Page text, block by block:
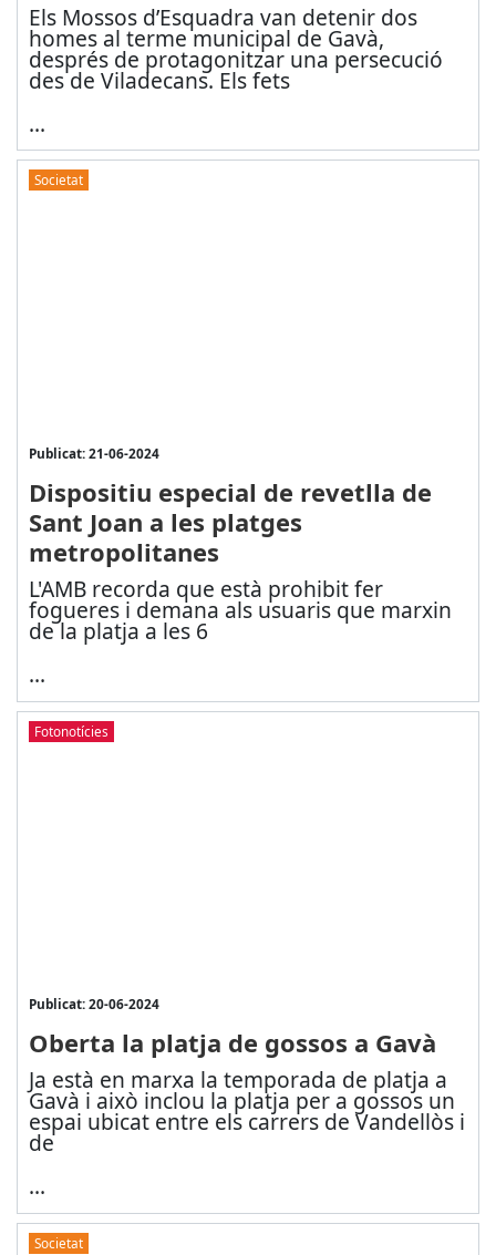
Els Mossos d’Esquadra van detenir dos
homes al terme municipal de Gavà,
després de protagonitzar una persecució
des de Viladecans. Els fets
...
Societat
Publicat: 21-06-2024
Dispositiu especial de revetlla de
Sant Joan a les platges
metropolitanes
L'AMB recorda que està prohibit fer
fogueres i demana als usuaris que marxin
de la platja a les 6
...
Fotonotícies
Publicat: 20-06-2024
Oberta la platja de gossos a Gavà
Ja està en marxa la temporada de platja a
Gavà i això inclou la platja per a gossos un
espai ubicat entre els carrers de Vandellòs i
de
...
Societat